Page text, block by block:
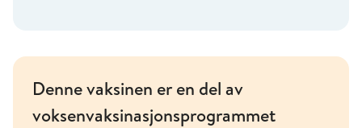
Denne vaksinen er en del av
voksenvaksinasjonsprogrammet